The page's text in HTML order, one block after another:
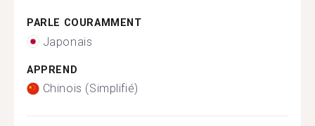
PARLE COURAMMENT
Japonais
APPREND
Chinois (Simplifié)